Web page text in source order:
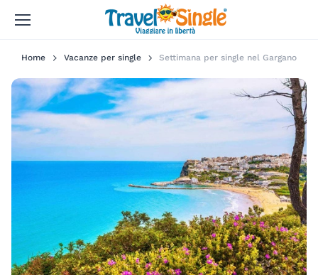
Home Vacanze per single Settimana per single nel Gargano